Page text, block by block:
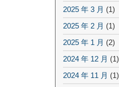
2025 年 3 月 (1)
2025 年 2 月 (1)
2025 年 1 月 (2)
2024 年 12 月 (1)
2024 年 11 月 (1)